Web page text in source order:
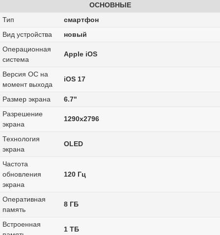
ОСНОВНЫЕ
Тип
смартфон
Вид устройства
новый
Операционная
система
Apple iOS
Версия ОС на
момент выхода
iOS 17
Размер экрана
6.7"
Разрешение
экрана
1290x2796
Технология
экрана
OLED
Частота
обновления
экрана
120 Гц
Оперативная
память
8 ГБ
Встроенная
1 ТБ